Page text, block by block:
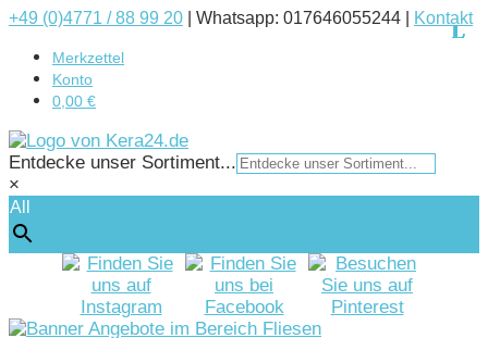
+49 (0)4771 / 88 99 20 Whatsapp: 017646055244 | Kontakt
Merkzettel
Konto
0,00 €
Entdecke unser Sortiment...
×
All